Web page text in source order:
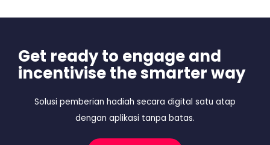
Get ready to engage and
incentivise the smarter way
Solusi pemberian hadiah secara digital satu atap
dengan aplikasi tanpa batas.